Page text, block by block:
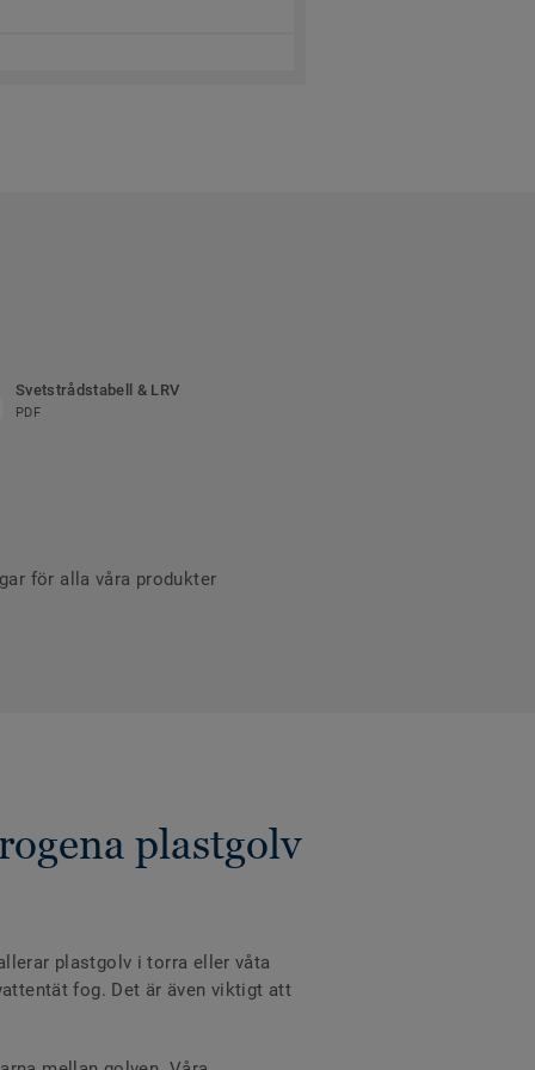
Svetstrådstabell & LRV
PDF
för alla våra produkter
plastgolv
plastgolv i torra eller våta
fog. Det är även viktigt att